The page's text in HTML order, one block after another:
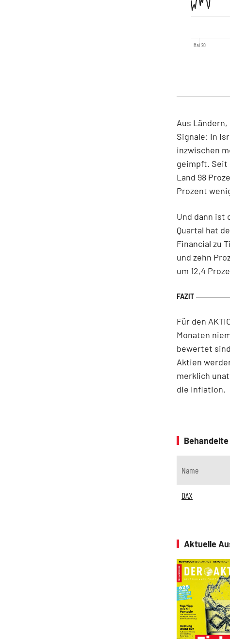
Mai '20
Aus
Signale: In
inzwischen
geimpft. Seit
Land 98
Prozent
Und dann ist
Quartal hat
Financial zu
und zehn
um 12,4
Für den
Monaten
bewertet
Aktien
merklich
die Inflation.
Name
DAX
Aktuelle